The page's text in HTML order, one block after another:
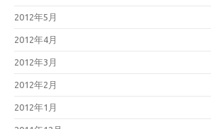
2012年5月
2012年4月
2012年3月
2012年2月
2012年1月